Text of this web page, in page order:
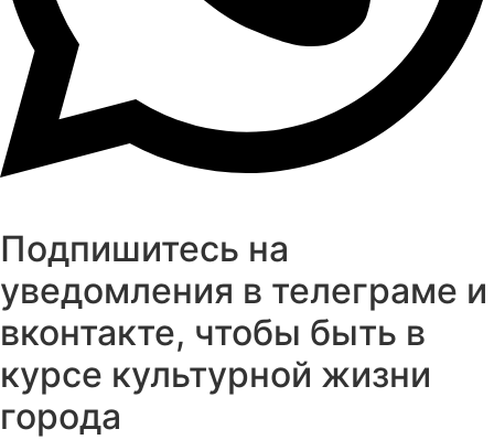
Подпишитесь на
уведомления в телеграме и
вконтакте, чтобы быть в
курсе культурной жизни
города